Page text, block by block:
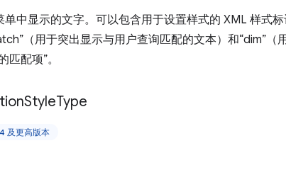
单中显示的文字。可以包含用于设置样式的 XML 样式
（用于突出显示与用户查询匹配的文本）和“dim”（
匹配项”。
StyleType
及更高版本